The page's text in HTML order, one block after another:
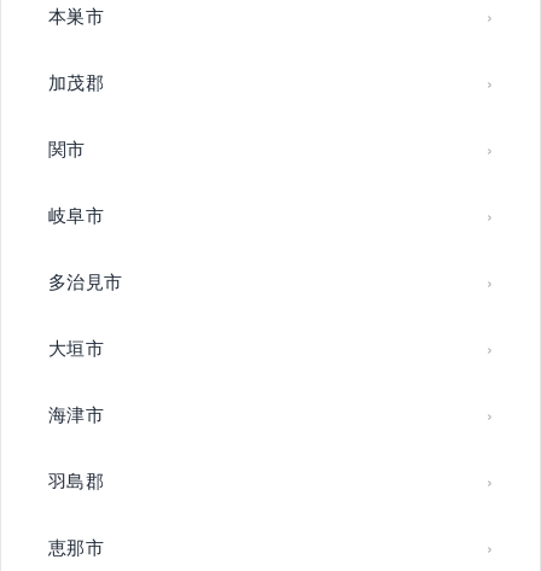
本巣市
加茂郡
関市
岐阜市
多治見市
大垣市
海津市
羽島郡
恵那市